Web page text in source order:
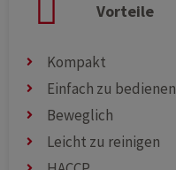
Vorteile
Kompakt
Einfach zu bedienen
Beweglich
Leicht zu reinigen